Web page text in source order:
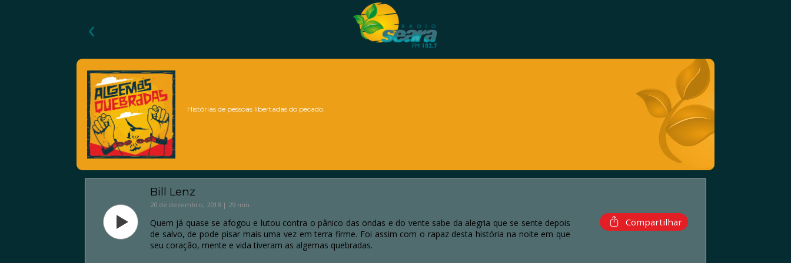
‹
Histórias de pessoas libertadas do pecado.
Bill Lenz
20 de dezembro, 2018 | 29 min
Quem já quase se afogou e lutou contra o pânico das ondas e do vente sabe da alegria que se sente depois
de salvo, de pode pisar mais uma vez em terra firme. Foi assim com o rapaz desta história na noite em que
seu coração, mente e vida tiveram as algemas quebradas.
Compartilhar